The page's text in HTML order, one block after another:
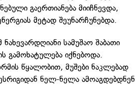
გაერთიანება მიიჩნევდა,
მეტად შეუნარჩუნებდა.
სამუშაო შაბათი
გამოხატულება იქნებოდა.
წყალობით, მუშები ნაკლებად
ნელ-ნელა ამოაგდებდნენ